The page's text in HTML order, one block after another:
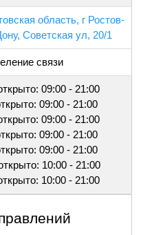
область, г Ростов-
Советская ул, 20/1
связи
09:00 - 21:00
09:00 - 21:00
09:00 - 21:00
09:00 - 21:00
09:00 - 21:00
10:00 - 21:00
10:00 - 21:00